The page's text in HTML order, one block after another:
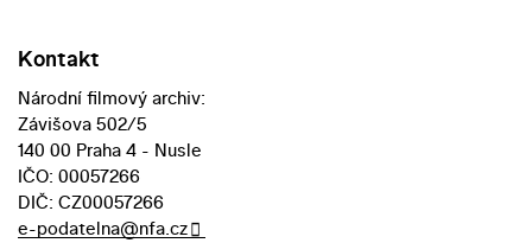
Kontakt
Národní filmový archiv:
Závišova 502/5
140 00 Praha 4 - Nusle
IČO: 00057266
DIČ: CZ00057266
e-podatelna@nfa.cz